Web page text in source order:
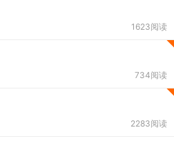
1623阅读
734阅读
2283阅读